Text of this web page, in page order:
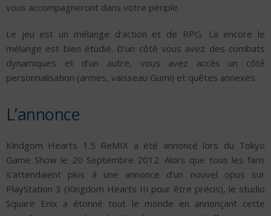
vous accompagneront dans votre périple.
Le jeu est un mélange d’action et de RPG. Là encore le
mélange est bien étudié. D’un côté vous avez des combats
dynamiques et d’un autre, vous avez accès un côté
personnalisation (armes, vaisseau Gumi) et quêtes annexes.
L’annonce
Kindgom Hearts 1.5 ReMIX a été annoncé lors du Tokyo
Game Show le 20 Septembre 2012. Alors que tous les fans
s’attendaient plus à une annonce d’un nouvel opus sur
PlayStation 3 (Kingdom Hearts III pour être précis), le studio
Square Enix a étonné tout le monde en annonçant cette